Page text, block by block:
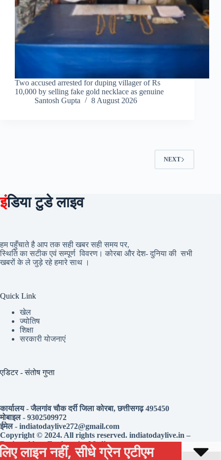
Two accused arrested for duping villager of Rs
10,000 by selling fake gold necklace as genuine
Santosh Gupta
8 August 2026
NEXT
इंडिया टुडे लाइव
हम पहुँचाते है आप तक सही खबर सही समय पर,
स्थिति का सटीक एवं सम्पूर्ण विवरण। कोरबा और देश- दुनिया की सभी
खबरों के ले जुड़े रहे हमारे साथ ।
Quick Link
खेल
ज्योतिष
शिक्षा
सरकारी योजनाएं
एडिटर - संतोष गुप्ता
कार्यालय - जैलगांव चौक दर्री जिला कोरबा, छत्तीसगढ़ 495450
मोबाइल - 9302509972
ईमेल - indiatodaylive272@gmail.com
Copyright © 2024. All rights reserved. indiatodaylive.in –
Designed by :ExplanationMedia.com
सीधे ग्रेन एटीएम SECL